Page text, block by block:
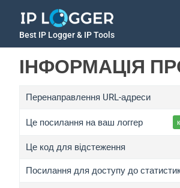
Best IP Logger & IP Tools
ІНФОРМАЦІЯ
Перенаправлення URL-адреси
Це посилання на ваш логгер
Це код для відстеження
Посилання для доступу до